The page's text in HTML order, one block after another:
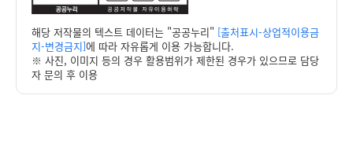
해당 저작물의 텍스트 데이터는 "공공누리" [출처표시-상업적이용금
지-변경금지]에 따라 자유롭게 이용 가능합니다.
※ 사진, 이미지 등의 경우 활용범위가 제한된 경우가 있으므로 담당
자 문의 후 이용